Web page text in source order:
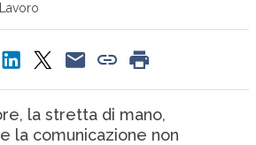
la stretta di mano,
la comunicazione non